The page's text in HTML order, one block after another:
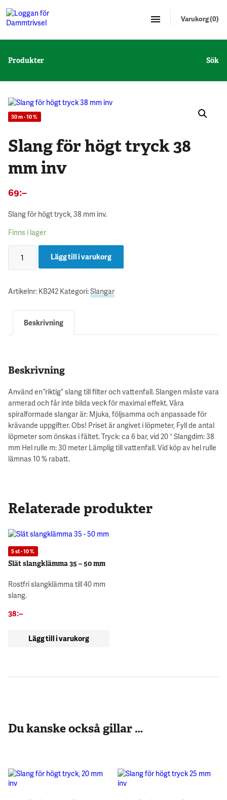
Varukorg (0)
Produkter Sök
30 m - 10 %
Slang för högt tryck 38
mm inv
69:–
Slang för högt tryck, 38 mm inv.
Finns i lager
Lägg till i varukorg
Artikelnr: KB242 Kategori:Slangar
Beskrivning
Beskrivning
Använd en ”riktig” slang till filter och vattenfall. Slangen måste vara
armerad och får inte bilda veck för maximal effekt. Våra
spiralformade slangar är: Mjuka, följsamma och anpassade för
krävande uppgifter. Obs! Priset är angivet i löpmeter, Fyll de antal
löpmeter som önskas i fältet. Tryck: ca 6 bar, vid 20 ° Slangdim: 38
mm Hel rulle m: 30 meter Lämplig till vattenfall. Vid köp av hel rulle
lämnas 10 % rabatt.
Relaterade produkter
5 st - 10 %
Slät slangklämma 35 – 50 mm
Rostfri slangklämma till 40 mm
slang.
38:–
Lägg till i varukorg
Du kanske också gillar …